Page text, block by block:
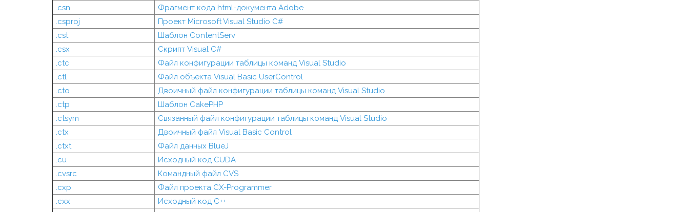
.csn
Фрагмент кода html-документа Adobe
.csproj
Проект Microsoft Visual Studio C#
.cst
Шаблон ContentServ
.csx
Скрипт Visual C#
.ctc
Файл конфигурации таблицы команд Visual Studio
.ctl
Файл объекта Visual Basic UserControl
.cto
Двоичный файл конфигурации таблицы команд Visual Studio
.ctp
Шаблон CakePHP
.ctsym
Связанный файл конфигурации таблицы команд Visual Studio
.ctx
Двоичный файл Visual Basic Control
.ctxt
Файл данных BlueJ
.cu
Исходный код CUDA
.cvsrc
Командный файл CVS
.cxp
Файл проекта CX-Programmer
.cxx
Исходный код C++